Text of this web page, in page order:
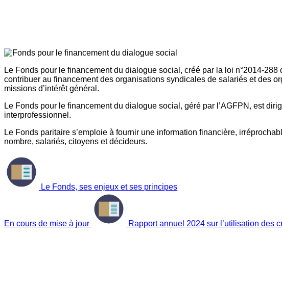
Le Fonds pour le financement du dialogue social, créé par la loi n°2014-
contribuer au financement des organisations syndicales de salariés et des
missions d’intérêt général.
Le Fonds pour le financement du dialogue social, géré par l’AGFPN, est
interprofessionnel.
Le Fonds paritaire s’emploie à fournir une information financière,
nombre, salariés, citoyens et décideurs.
Le Fonds, ses enjeux et ses principes
En cours de mise à jour Rapport annuel 2024 sur l’utilisation des